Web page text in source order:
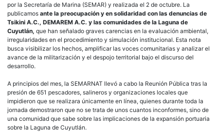
el
por la Secretaría de Marina (SEMAR) y realizada el 2 de octubre. La
publicamos ante la preocupación y en solidaridad con las denuncias de
Tsikini A.C., DEMAREM A.C. y las comunidades de la Laguna de
Cuyutlán, que han señalado graves carencias en la evaluación ambiental,
irregularidades en el procedimiento y simulación institucional. Esta nota
busca visibilizar los hechos, amplificar las voces comunitarias y analizar el
avance de la militarización y el despojo territorial bajo el discurso del
desarrollo.
A principios del mes, la SEMARNAT llevó a cabo la Reunión Pública tras la
presión de 651 pescadores, salineros y organizaciones locales que
impidieron que se realizara únicamente en línea, quienes durante toda la
jornada demostraron que no se trata de unos cuantos inconformes, sino de
una comunidad que sabe sobre las implicaciones de la expansión portuaria
sobre la Laguna de Cuyutlán.